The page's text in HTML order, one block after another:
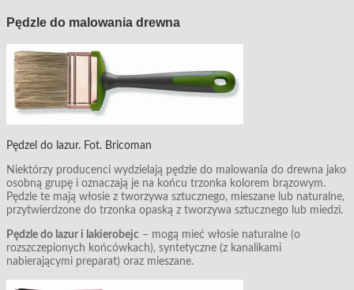
Pędzle do malowania drewna
Pędzel do lazur. Fot. Bricoman
Niektórzy producenci wydzielają pędzle do malowania do drewna jako
osobną grupę i oznaczają je na końcu trzonka kolorem brązowym.
Pędzle te mają włosie z tworzywa sztucznego, mieszane lub naturalne,
przytwierdzone do trzonka opaską z tworzywa sztucznego lub miedzi.
Pędzle do lazur i lakierobejc – mogą mieć włosie naturalne (o
rozszczepionych końcówkach), syntetyczne (z kanalikami
nabierającymi preparat) oraz mieszane.